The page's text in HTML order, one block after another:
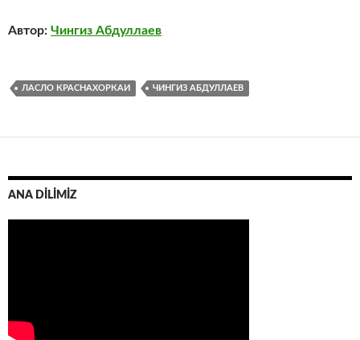
Автор: Чингиз Абдуллаев
ЛАСЛО КРАСНАХОРКАИ ЧИНГИЗ АБДУЛЛАЕВ
ANA DİLİMİZ